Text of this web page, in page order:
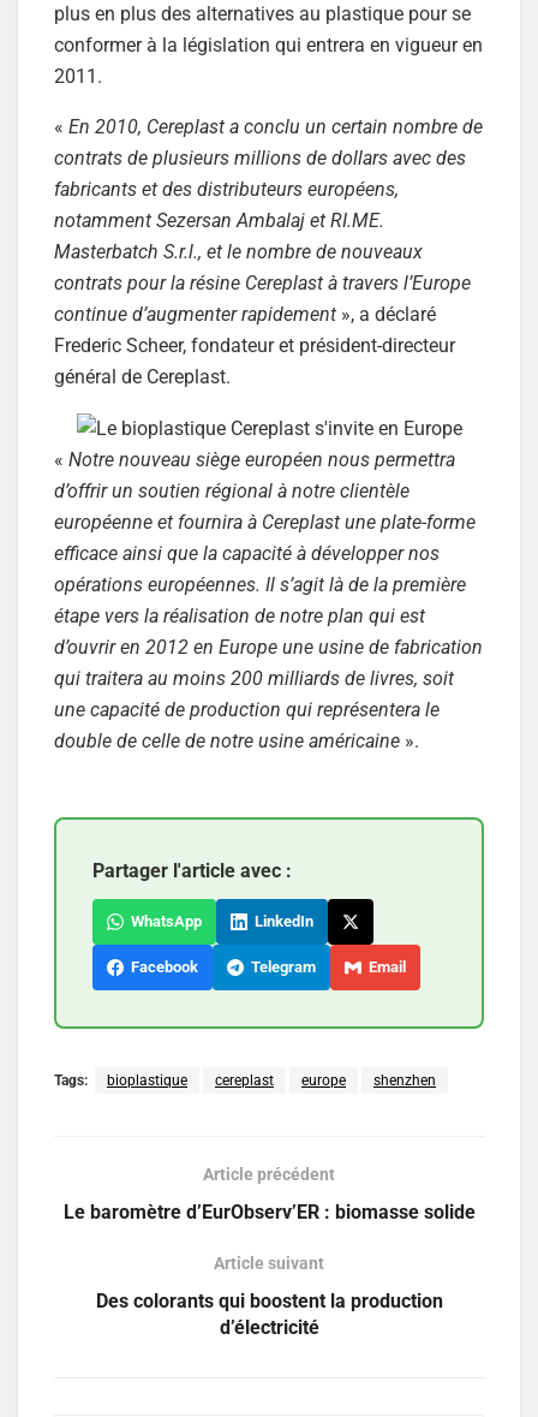
plus en plus des alternatives au plastique pour se
conformer à la législation qui entrera en vigueur en
2011.
« En 2010, Cereplast a conclu un certain nombre de
contrats de plusieurs millions de dollars avec des
fabricants et des distributeurs européens,
notamment Sezersan Ambalaj et RI.ME.
Masterbatch S.r.l., et le nombre de nouveaux
contrats pour la résine Cereplast à travers l’Europe
continue d’augmenter rapidement », a déclaré
Frederic Scheer, fondateur et président-directeur
général de Cereplast.
« Notre nouveau siège européen nous permettra
d’offrir un soutien régional à notre clientèle
européenne et fournira à Cereplast une plate-forme
efficace ainsi que la capacité à développer nos
opérations européennes. Il s’agit là de la première
étape vers la réalisation de notre plan qui est
d’ouvrir en 2012 en Europe une usine de fabrication
qui traitera au moins 200 milliards de livres, soit
une capacité de production qui représentera le
double de celle de notre usine américaine ».
Partager l'article avec :
WhatsApp LinkedIn
Facebook Telegram Email
Tags: bioplastique cereplast europe shenzhen
Article précédent
Le baromètre d’EurObserv’ER : biomasse solide
Article suivant
Des colorants qui boostent la production
d’électricité